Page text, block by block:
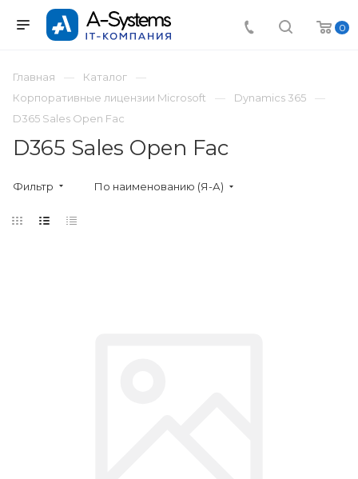
0
Главная
Каталог
Корпоративные лицензии Microsoft
Dynamics 365
D365 Sales Open Fac
D365 Sales Open Fac
Фильтр По наименованию (Я-А)